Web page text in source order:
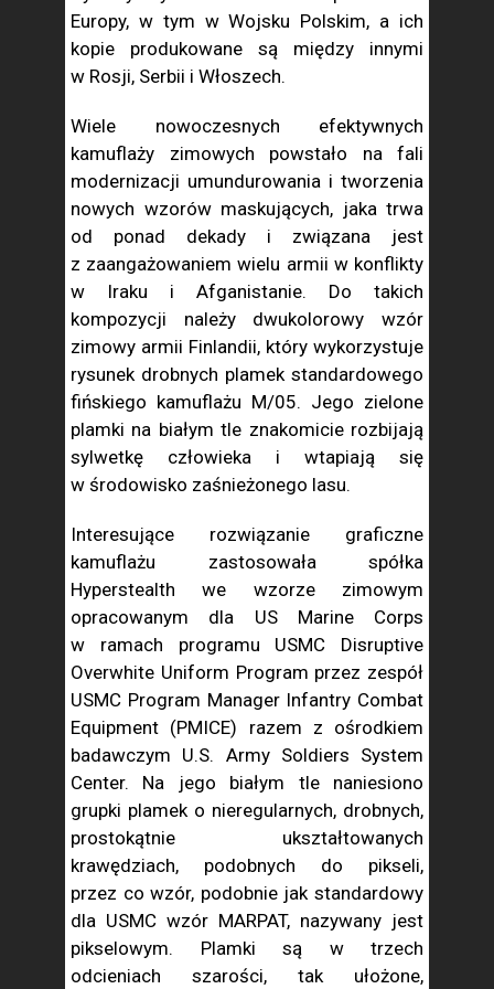
Europy, w tym w Wojsku Polskim, a ich
kopie produkowane są między innymi
w Rosji, Serbii i Włoszech.
Wiele nowoczesnych efektywnych
kamuflaży zimowych powstało na fali
modernizacji umundurowania i tworzenia
nowych wzorów maskujących, jaka trwa
od ponad dekady i związana jest
z zaangażowaniem wielu armii w konflikty
w Iraku i Afganistanie. Do takich
kompozycji należy dwukolorowy wzór
zimowy armii Finlandii, który wykorzystuje
rysunek drobnych plamek standardowego
fińskiego kamuflażu M/05. Jego zielone
plamki na białym tle znakomicie rozbijają
sylwetkę człowieka i wtapiają się
w środowisko zaśnieżonego lasu.
Interesujące rozwiązanie graficzne
kamuflażu zastosowała spółka
Hyperstealth we wzorze zimowym
opracowanym dla US Marine Corps
w ramach programu USMC Disruptive
Overwhite Uniform Program przez zespół
USMC Program Manager Infantry Combat
Equipment (PMICE) razem z ośrodkiem
badawczym U.S. Army Soldiers System
Center. Na jego białym tle naniesiono
grupki plamek o nieregularnych, drobnych,
prostokątnie ukształtowanych
krawędziach, podobnych do pikseli,
przez co wzór, podobnie jak standardowy
dla USMC wzór MARPAT, nazywany jest
pikselowym. Plamki są w trzech
odcieniach szarości, tak ułożone,